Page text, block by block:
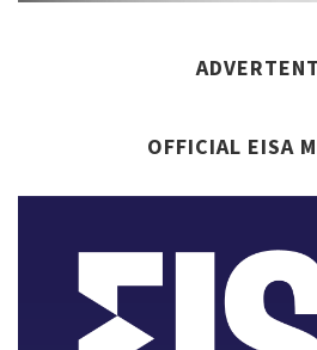
OFFICIAL EISA